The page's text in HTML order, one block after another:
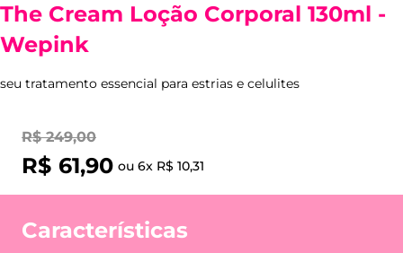
The Cream Loção Corporal 130ml -
Wepink
seu tratamento essencial para estrias e celulites
R$ 249,00
R$ 61,90 ou 6x R$ 10,31
Características